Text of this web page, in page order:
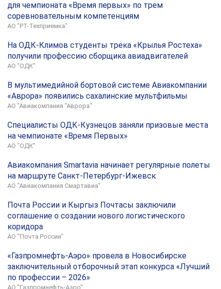
для чемпионата «Время первых» по трем
соревновательным компетенциям
АО "РТ-Техприемка"
На ОДК-Климов студенты трека «Крылья Ростеха»
получили профессию сборщика авиадвигателей
АО "ОДК"
В мультимедийной бортовой системе Авиакомпании
«Аврора» появились сахалинские мультфильмы
АО "Авиакомпания "Аврора"
Специалисты ОДК-Кузнецов заняли призовые места
на чемпионате «Время Первых»
АО "ОДК"
Авиакомпания Smartavia начинает регулярные полеты
на маршруте Санкт-Петербург-Ижевск
АО "Авиакомпания Смартавиа"
Почта России и Кыргыз Почтасы заключили
соглашение о создании нового логистического
коридора
АО "Почта России"
«Газпромнефть-Аэро» провела в Новосибирске
заключительный отборочный этап конкурса «Лучший
по профессии – 2026»
АО "Газпромнефть-Аэро"